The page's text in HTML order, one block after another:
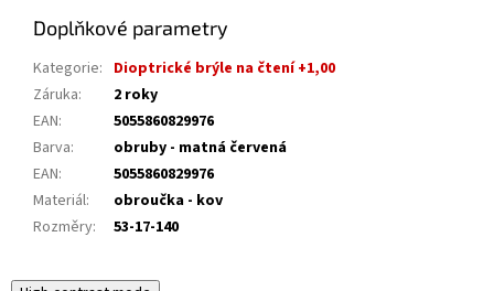
Doplňkové parametry
Kategorie: Dioptrické brýle na čtení +1,00
Záruka:
2 roky
EAN:
5055860829976
Barva:
obruby - matná červená
EAN:
5055860829976
Materiál:
obroučka - kov
Rozměry: 53-17-140